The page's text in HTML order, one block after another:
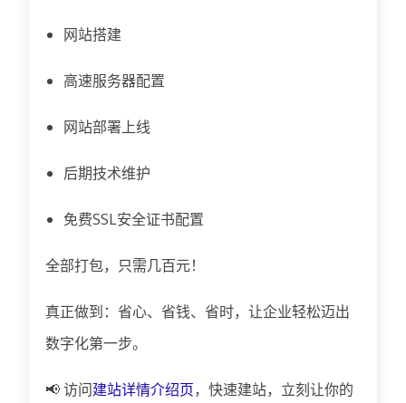
网站搭建
高速服务器配置
网站部署上线
后期技术维护
免费SSL安全证书配置
全部打包，只需几百元！
真正做到：省心、省钱、省时，让企业轻松迈出
数字化第一步。
📢 访问建站详情介绍页，快速建站，立刻让你的